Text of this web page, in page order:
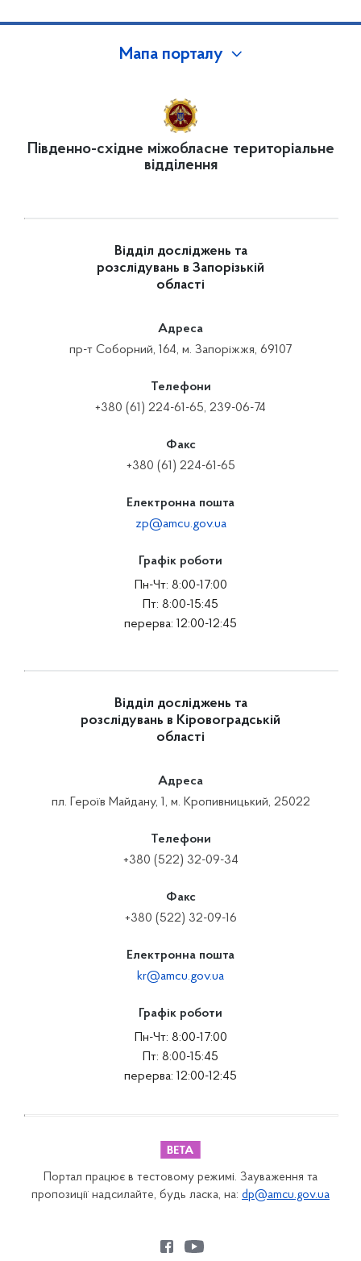
Мапа порталу
Південно-східне міжобласне територіальне
відділення
Відділ досліджень та
розслідувань в Запорізькій
області
Адреса
пр-т Соборний, 164, м. Запоріжжя, 69107
Телефони
+380 (61) 224-61-65, 239-06-74
Факс
+380 (61) 224-61-65
Електронна пошта
zp@amcu.gov.ua
Графік роботи
Пн-Чт: 8:00-17:00
Пт: 8:00-15:45
перерва: 12:00-12:45
Відділ досліджень та
розслідувань в Кіровоградській
області
Адреса
пл. Героїв Майдану, 1, м. Кропивницький, 25022
Телефони
+380 (522) 32-09-34
Факс
+380 (522) 32-09-16
Електронна пошта
kr@amcu.gov.ua
Графік роботи
Пн-Чт: 8:00-17:00
Пт: 8:00-15:45
перерва: 12:00-12:45
Портал працює в тестовому режимі. Зауваження та
пропозиції надсилайте, будь ласка, на: dp@amcu.gov.ua